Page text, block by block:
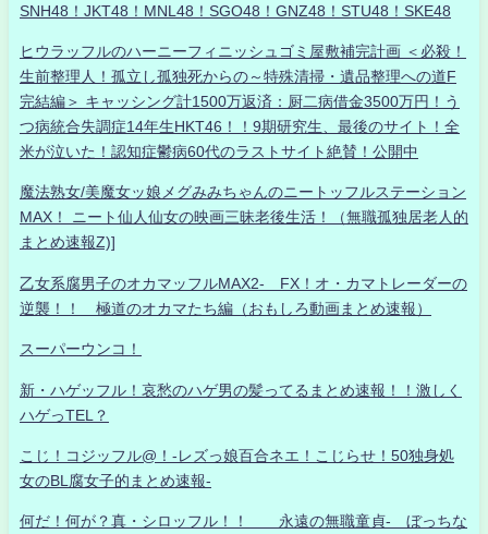
SNH48！JKT48！MNL48！SGO48！GNZ48！STU48！SKE48
ヒウラッフルのハーニーフィニッシュゴミ屋敷補完計画 ＜必殺！
生前整理人！孤立し孤独死からの～特殊清掃・遺品整理への道F
完結編＞ キャッシング計1500万返済：厨二病借金3500万円！う
つ病統合失調症14年生HKT46！！9期研究生、最後のサイト！全
米が泣いた！認知症鬱病60代のラストサイト絶賛！公開中
魔法熟女/美魔女ッ娘メグみみちゃんのニートッフルステーション
MAX！ ニート仙人仙女の映画三昧老後生活！（無職孤独居老人的
まとめ速報Z)]
乙女系腐男子のオカマッフルMAX2- FX！オ・カマトレーダーの
逆襲！！ 極道のオカマたち編（おもしろ動画まとめ速報）
スーパーウンコ！
新・ハゲッフル！哀愁のハゲ男の髪ってるまとめ速報！！激しく
ハゲっTEL？
こじ！コジッフル@！-レズっ娘百合ネエ！こじらせ！50独身処
女のBL腐女子的まとめ速報-
何だ！何が？真・シロッフル！！ 永遠の無職童貞- ぼっちな